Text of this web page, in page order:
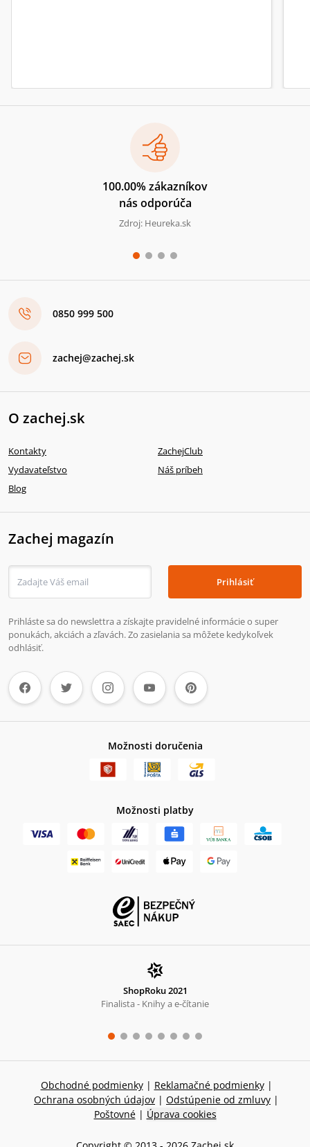
100.00% zákazníkov
nás odporúča
Zdroj: Heureka.sk
0850 999 500
zachej@zachej.sk
O zachej.sk
Kontakty
ZachejClub
Vydavateľstvo
Náš príbeh
Blog
Zachej magazín
Prihlásiť
Prihláste sa do newslettra a získajte pravidelné informácie o super
ponukách, akciách a zľavách. Zo zasielania sa môžete kedykoľvek
odhlásiť.
Možnosti doručenia
Možnosti platby
ShopRoku 2021
Finalista - Knihy a e-čítanie
Obchodné podmienky | Reklamačné podmienky |
Ochrana osobných údajov | Odstúpenie od zmluvy |
Poštovné | Úprava cookies